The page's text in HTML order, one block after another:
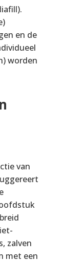
en de
worden
van
zalven
met een